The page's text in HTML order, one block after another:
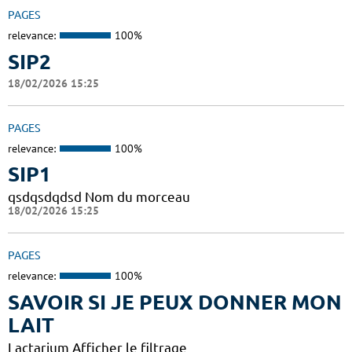
PAGES
relevance: 100%
SIP2
18/02/2026 15:25
PAGES
relevance: 100%
SIP1
qsdqsdqdsd Nom du morceau
18/02/2026 15:25
PAGES
relevance: 100%
SAVOIR SI JE PEUX DONNER MON
LAIT
Lactarium Afficher le filtrage